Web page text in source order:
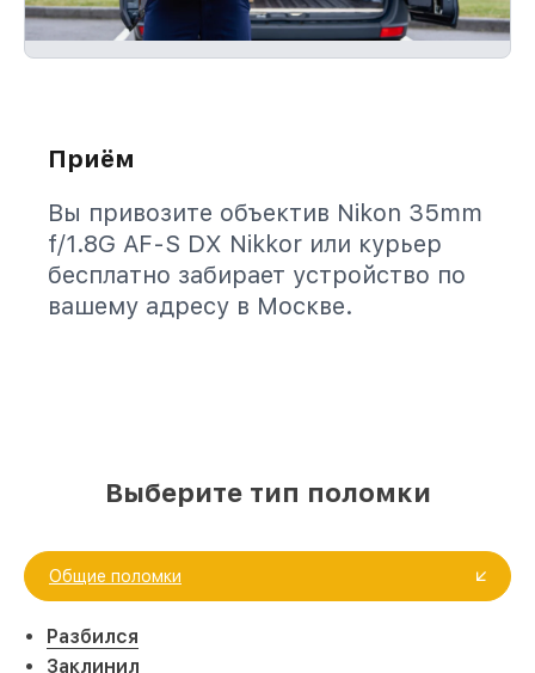
Приём
Вы привозите объектив Nikon 35mm
f/1.8G AF-S DX Nikkor или курьер
бесплатно забирает устройство по
вашему адресу в Москве.
Выберите тип поломки
Общие поломки
Разбился
Заклинил